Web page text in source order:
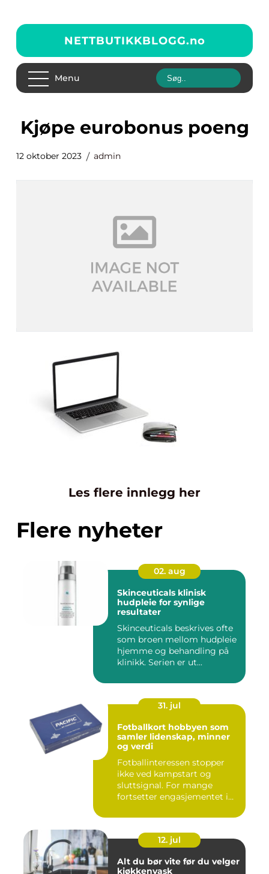
NETTBUTIKKBLOGG.no
Menu
kjøpe eurobonus poeng
12 oktober 2023 admin
Les flere innlegg her
Flere nyheter
02. aug
Skinceuticals klinisk
hudpleie for synlige
resultater
Skinceuticals beskrives ofte
som broen mellom hudpleie
hjemme og behandling på
klinikk. Serien er ut...
31. jul
Fotballkort hobbyen som
samler lidenskap, minner
og verdi
Fotballinteressen stopper
ikke ved kampstart og
sluttsignal. For mange
fortsetter engasjementet i
12. jul
Alt du bør vite før du velger
kjøkkenvask